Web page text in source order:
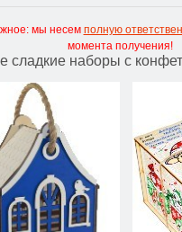
мы несем полную
момента получения!
сладкие наборы с